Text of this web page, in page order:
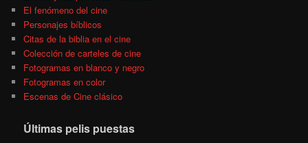
El fenómeno del cine
Personajes bíblicos
Citas de la biblia en el cine
Colección de carteles de cine
Fotogramas en blanco y negro
Fotogramas en color
Escenas de Cine clásico
Últimas pelis puestas